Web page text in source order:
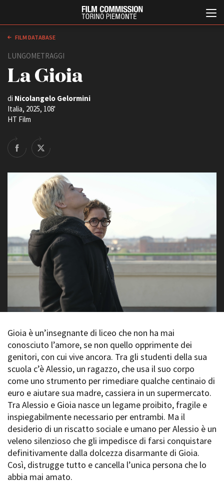
Chi siamo
Storia della Fondazione
Contatti
La sede
Rete regionale
Bilancio sociale
Amministrazione
trasparente
Bandi e gare
Sostenibilità ambientale
SERVIZI
Servizi generali
Location scouting
Spazi nella sede FCTP
Sala Casting
Sala Paolo Tenna
FILM FUNDS
Piemonte Film Tv Fund
Piemonte Film Tv
Development Fund
Piemonte Doc Film Fund
Short Film Fund
PRODUCTION GUIDE
Anteprime in Piemonte
location della Torino di Paolo
Sorrentino
Open Day
Ciak in TOur!
AWARDS
Berlinale Internationalen
Filmfestspiele Berlin
Festival de Cannes
Biografilm Festival - Bio to B
Industry Days
Locarno Film Festival
Mostra Internazionale d’Arte
Cinematografica Venezia
Toronto International Film
Festival
Festa del Cinema di Roma
Torino Film Festival
David di Donatello
FILM DATABASE
LUNGOMETRAGGI
La Gioia
di Nicolangelo Gelormini
Italia, 2025, 108'
HT Film
Gioia è un’insegnante di liceo che non ha mai
conosciuto l’amore, se non quello opprimente dei
genitori, con cui vive ancora. Tra gli studenti della sua
scuola c’è Alessio, un ragazzo, che usa il suo corpo
come uno strumento per rimediare qualche centinaio di
euro e aiutare sua madre, cassiera in un supermercato.
Tra Alessio e Gioia nasce un legame proibito, fragile e
inspiegabilmente necessario per entrambi. Ma il
desiderio di un riscatto sociale e umano per Alessio è un
veleno silenzioso che gli impedisce di farsi conquistare
definitivamente dalla dolcezza disarmante di Gioia.
Così, distrugge tutto e cancella l’unica persona che lo
abbia mai amato.